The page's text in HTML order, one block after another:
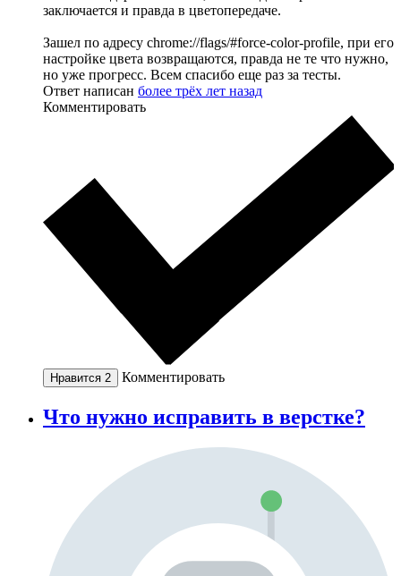
заключается и правда в цветопередаче.
Зашел по адресу chrome://flags/#force-color-profile, при его
настройке цвета возвращаются, правда не те что нужно,
но уже прогресс. Всем спасибо еще раз за тесты.
Ответ написан более трёх лет назад
Комментировать
Нравится 2 Комментировать
Что нужно исправить в верстке?